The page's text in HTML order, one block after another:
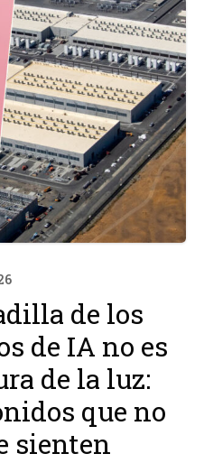
de los
de IA no es
de la luz:
que no
sienten